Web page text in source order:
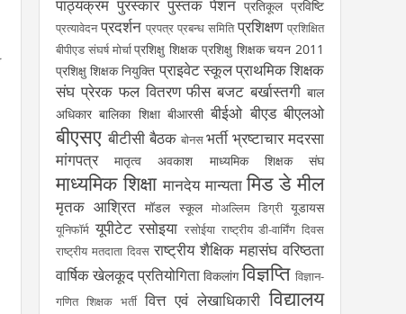
पाठ्यक्रम पुरस्कार पुस्तक पेंशन प्रतिकूल प्रविष्टि
प्रत्यावेदन प्रदर्शन प्रपत्र प्रबन्ध समिति प्रशिक्षण प्रशिक्षित
बीपीएड संघर्ष मोर्चा प्रशिक्षु शिक्षक प्रशिक्षु शिक्षक चयन 2011
प्रशिक्षु शिक्षक नियुक्ति प्राइवेट स्कूलप्राथमिक शिक्षक
संघ प्रेरक फल वितरण फीस बजट बर्खास्तगी बाल
अधिकार बालिका शिक्षा बीआरसी बीईओ बीएड बीएलओ
बीएसए बीटीसी बैठक बोनस भर्ती भ्रष्टाचार मदरसा
मांगपत्र
मातृत्व अवकाश माध्यमिक शिक्षक संघ
माध्यमिक शिक्षा मानदेय मान्यता मिड डे मील
मृतक आश्रित मॉडल स्कूल मोअल्लिम डिग्री यूडायस
यूनिफॉर्म यूपीटेट रसोइया रसोईया राष्ट्रीय डी-वार्मिंग दिवस
राष्ट्रीय मतदाता दिवस राष्ट्रीय शैक्षिक महासंघ वरिष्ठता
वार्षिक खेलकूद प्रतियोगिता विकलांग विज्ञप्ति विज्ञान-
गणित शिक्षक भर्ती वित्त एवं लेखाधिकारी विद्यालय